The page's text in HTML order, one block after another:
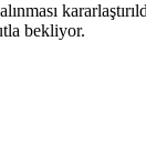
bekliyor.